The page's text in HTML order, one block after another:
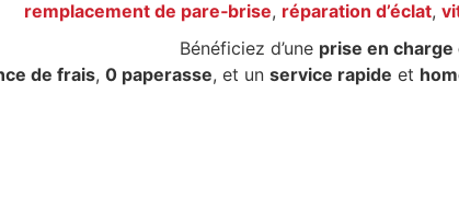
remplacement de pare‑brise, réparation d’éclat,
Bénéficiez d’une prise en
de frais, 0 paperasse, et un service rapide et